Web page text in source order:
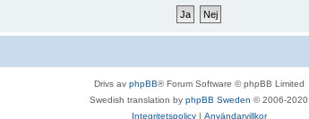
Drivs av phpBB® Forum Software © phpBB Limited
Swedish translation by phpBB Sweden © 2006-2020
Integritetspolicy| Användarvillkor